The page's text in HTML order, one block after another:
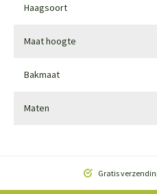
Haagsoort
Maat hoogte
Bakmaat
Maten
Gratis